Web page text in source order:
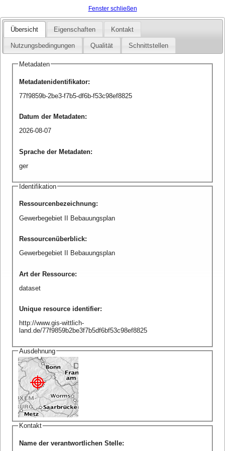
Fenster schließen
Übersicht Eigenschaften Kontakt
Nutzungsbedingungen Qualität Schnittstellen
Metadaten
Metadatenidentifikator:
77f9859b-2be3-f7b5-df6b-f53c98ef8825
Datum der Metadaten:
2026-08-07
Sprache der Metadaten:
ger
Identifikation
Ressourcenbezeichnung:
Gewerbegebiet II Bebauungsplan
Ressourcenüberblick:
Gewerbegebiet II Bebauungsplan
Art der Ressource:
dataset
Unique resource identifier:
http://www.gis-wittlich-
land.de/77f9859b2be3f7b5df6bf53c98ef8825
Ausdehnung
Kontakt
Name der verantwortlichen Stelle: